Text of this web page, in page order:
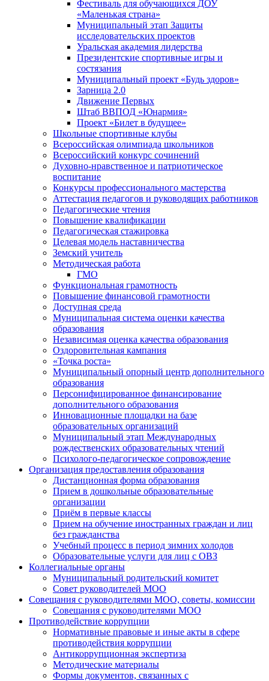
Фестиваль для обучающихся ДОУ
«Маленькая страна»
Муниципальный этап Защиты
исследовательских проектов
Уральская академия лидерства
Президентские спортивные игры и
состязания
Муниципальный проект «Будь здоров»
Зарница 2.0
Движение Первых
Штаб ВВПОД «Юнармия»
Проект «Билет в будущее»
Школьные спортивные клубы
Всероссийская олимпиада школьников
Всероссийский конкурс сочинений
Духовно-нравственное и патриотическое
воспитание
Конкурсы профессионального мастерства
Аттестация педагогов и руководящих работников
Педагогические чтения
Повышение квалификации
Педагогическая стажировка
Целевая модель наставничества
Земский учитель
Методическая работа
ГМО
Функциональная грамотность
Повышение финансовой грамотности
Доступная среда
Муниципальная система оценки качества
образования
Независимая оценка качества образования
Оздоровительная кампания
«Точка роста»
Муниципальный опорный центр дополнительного
образования
Персонифицированное финансирование
дополнительного образования
Инновационные площадки на базе
образовательных организаций
Муниципальный этап Международных
рождественских образовательных чтений
Психолого-педагогическое сопровождение
Организация предоставления образования
Дистанционная форма образования
Прием в дошкольные образовательные
организации
Приём в первые классы
Прием на обучение иностранных граждан и лиц
без гражданства
Учебный процесс в период зимних холодов
Образовательные услуги для лиц с ОВЗ
Коллегиальные органы
Муниципальный родительский комитет
Совет руководителей МОО
Совещания с руководителями МОО, советы, комиссии
Совещания с руководителями МОО
Противодействие коррупции
Нормативные правовые и иные акты в сфере
противодействия коррупции
Антикоррупционная экспертиза
Методические материалы
Формы документов, связанных с